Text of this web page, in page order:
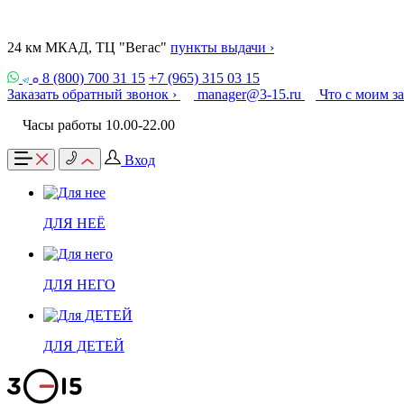
24 км МКАД, ТЦ "Вегас" пункты выдачи ›
8 (800) 700 31 15 +7 (965) 315 03 15
Заказать обратный звонок ›
manager@3-15.ru
Что с моим
Часы работы 10.00-22.00
Вход
ДЛЯ НЕЁ
ДЛЯ НЕГО
ДЛЯ ДЕТЕЙ